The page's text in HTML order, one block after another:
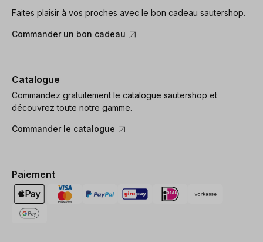
Faites plaisir à vos proches avec le bon cadeau sautershop.
Commander un bon cadeau
Catalogue
Commandez gratuitement le catalogue sautershop et
découvrez toute notre gamme.
Commander le catalogue
Paiement